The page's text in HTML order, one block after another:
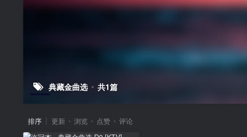
典藏金曲选 共1篇
排序 更新 浏览 点赞 评论